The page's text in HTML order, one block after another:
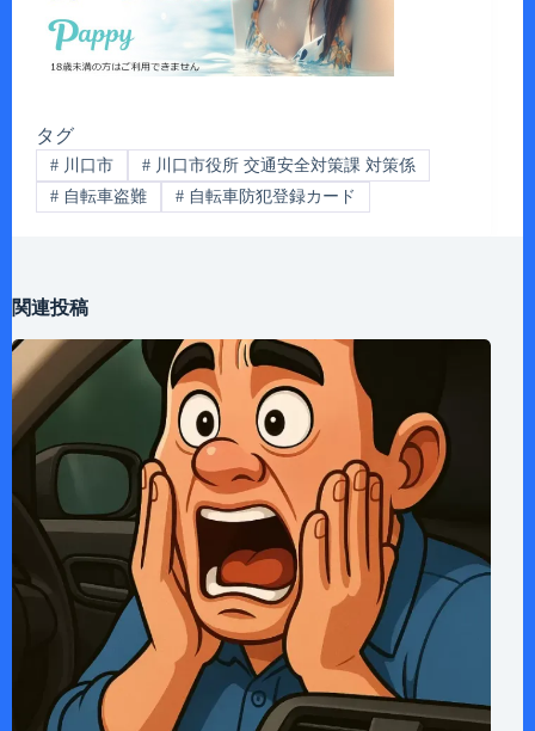
タグ
#川口市 #川口市役所 交通安全対策課 対策係
#自転車盗難 #自転車防犯登録カード
関連投稿